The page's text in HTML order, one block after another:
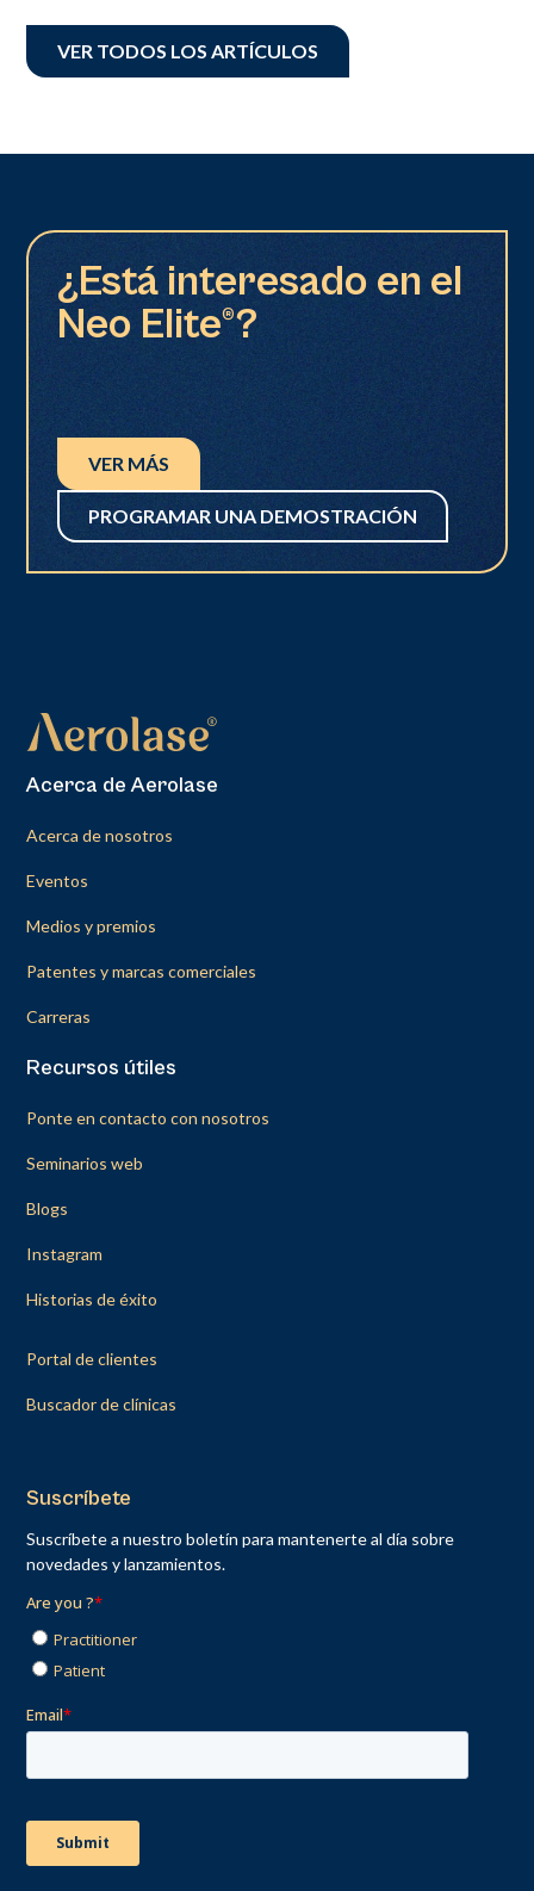
VER TODOS LOS ARTÍCULOS
¿Está interesado en el
Neo Elite®?
VER MÁS
PROGRAMAR UNA DEMOSTRACIÓN
Acerca de Aerolase
Acerca de nosotros
Eventos
Medios y premios
Patentes y marcas comerciales
Carreras
Recursos útiles
Ponte en contacto con nosotros
Seminarios web
Blogs
Instagram
Historias de éxito
Portal de clientes
Buscador de clínicas
Suscríbete
Suscríbete a nuestro boletín para mantenerte al día sobre
novedades y lanzamientos.